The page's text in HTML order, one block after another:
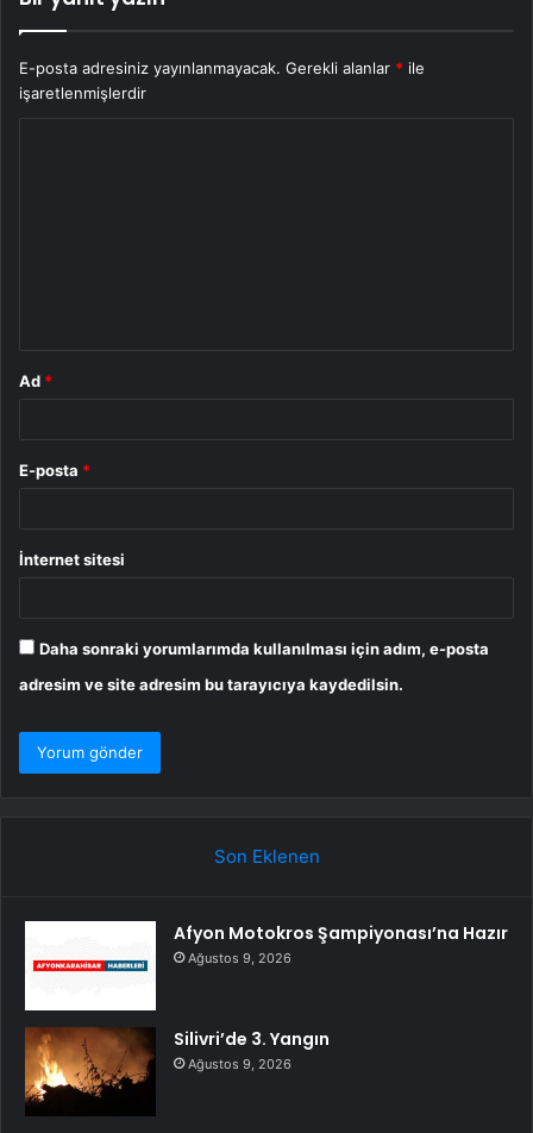
E-posta adresiniz yayınlanmayacak. Gerekli alanlar * ile
işaretlenmişlerdir
Ad *
E-posta *
İnternet sitesi
Daha sonraki yorumlarımda kullanılması için adım, e-posta
adresim ve site adresim bu tarayıcıya kaydedilsin.
Son Eklenen
Afyon Motokros Şampiyonası’na Hazır
Ağustos 9, 2026
Silivri’de 3. Yangın
Ağustos 9, 2026